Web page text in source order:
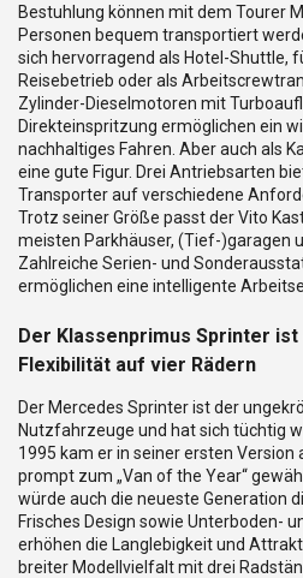
Bestuhlung können mit dem Tourer
Personen bequem transportiert
sich hervorragend als Hotel-Shuttle,
Reisebetrieb oder als
Zylinder-Dieselmotoren mit
Direkteinspritzung ermöglichen ein
nachhaltiges Fahren. Aber auch als
eine gute Figur. Drei Antriebsarten
Transporter auf verschiedene
Trotz seiner Größe passt der Vito
meisten Parkhäuser, (Tief-)garagen
Zahlreiche Serien- und
ermöglichen eine intelligente
Der Klassenprimus Sprinter
Flexibilität auf vier Rädern
Der Mercedes Sprinter ist der
Nutzfahrzeuge und hat sich tüchtig
1995 kam er in seiner ersten
prompt zum „Van of the Year“
würde auch die neueste Generation
Frisches Design sowie Unterboden-
erhöhen die Langlebigkeit und
breiter Modellvielfalt mit drei